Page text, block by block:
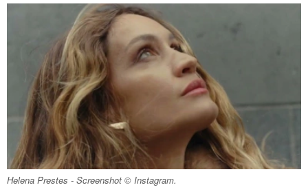
Helena Prestes - Screenshot © Instagram.